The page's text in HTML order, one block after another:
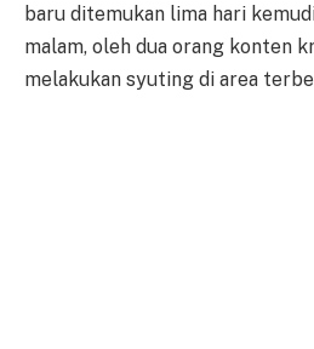
baru ditemukan lima hari
malam, oleh dua orang konten
melakukan syuting di area